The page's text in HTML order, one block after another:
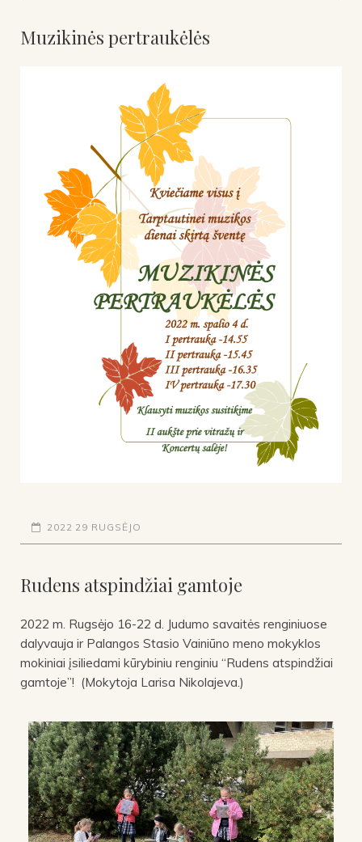
Muzikinės pertraukėlės
2022 29 RUGSĖJO
Rudens atspindžiai gamtoje
2022 m. Rugsėjo 16-22 d. Judumo savaitės renginiuose
dalyvauja ir Palangos Stasio Vainiūno meno mokyklos
mokiniai įsiliedami kūrybiniu renginiu “Rudens atspindžiai
gamtoje”! (Mokytoja Larisa Nikolajeva.)